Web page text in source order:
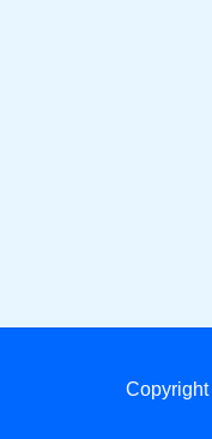
Copyright